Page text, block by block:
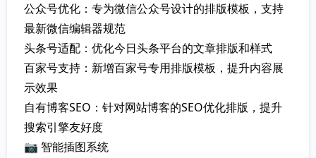
公众号优化：专为微信公众号设计的排版模板，支持
最新微信编辑器规范
头条号适配：优化今日头条平台的文章排版和样式
百家号支持：新增百家号专用排版模板，提升内容展
示效果
自有博客SEO：针对网站博客的SEO优化排版，提升
搜索引擎友好度
📷 智能插图系统